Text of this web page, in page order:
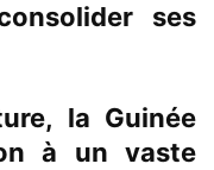
ses
la Guinée
à un vaste